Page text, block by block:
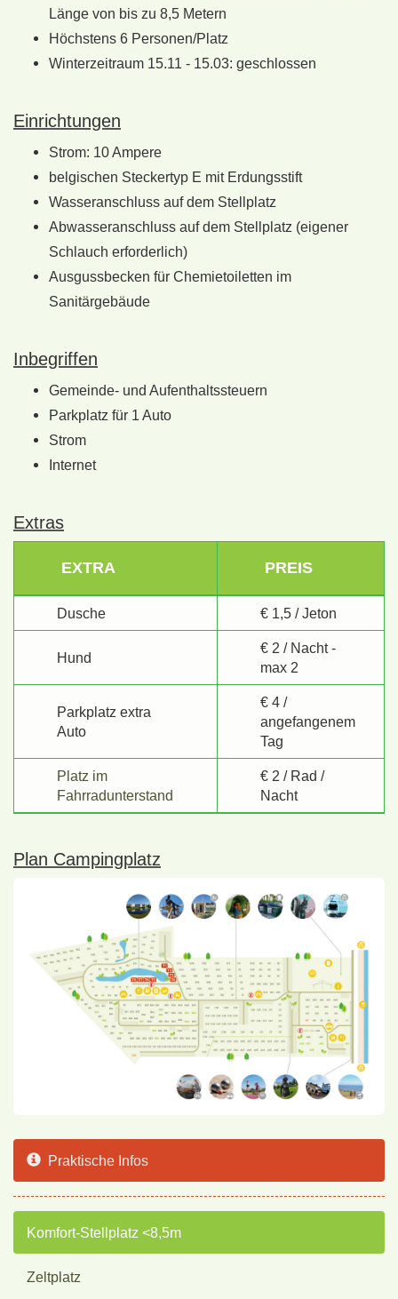
Länge von bis zu 8,5 Metern
Höchstens 6 Personen/Platz
Winterzeitraum 15.11 - 15.03: geschlossen
Einrichtungen
Strom: 10 Ampere
belgischen Steckertyp E mit Erdungsstift
Wasseranschluss auf dem Stellplatz
Abwasseranschluss auf dem Stellplatz (eigener
Schlauch erforderlich)
Ausgussbecken für Chemietoiletten im
Sanitärgebäude
Inbegriffen
Gemeinde- und Aufenthaltssteuern
Parkplatz für 1 Auto
Strom
Internet
Extras
EXTRA PREIS
Dusche € 1,5 / Jeton
Hund
€ 2 / Nacht -
max 2
Parkplatz extra
Auto
€ 4 /
angefangenem
Tag
Platz im
Fahrradunterstand
€ 2 / Rad /
Nacht
Plan Campingplatz
Praktische Infos
Komfort-Stellplatz <8,5m
Zeltplatz